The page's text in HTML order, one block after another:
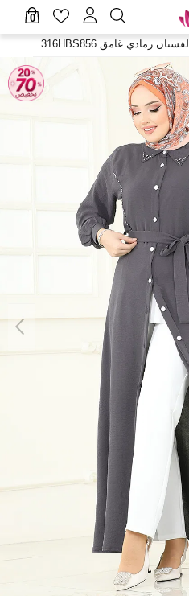
0
الفستان رمادي غامق 316HBS856